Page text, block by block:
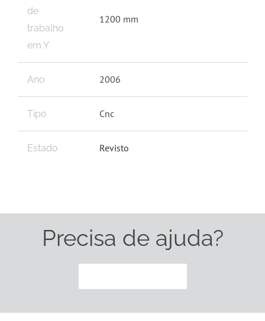
de
trabalho
em Y
1200 mm
Ano 2006
Tipo Cnc
Estado Revisto
Precisa de ajuda?